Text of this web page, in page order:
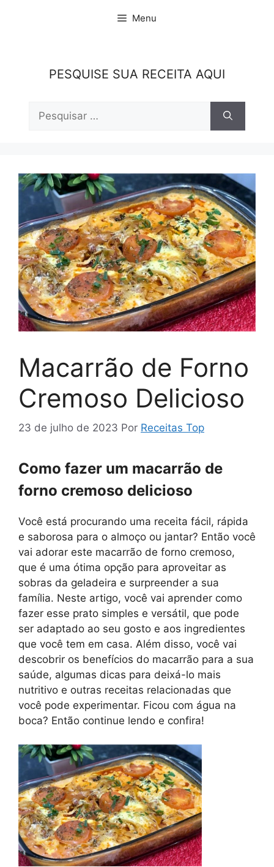
Menu
PESQUISE SUA RECEITA AQUI
por:
Macarrão de Forno
Cremoso Delicioso
23 de julho de 2023 Por Receitas Top
Como fazer um macarrão de
forno cremoso delicioso
Você está procurando uma receita fácil, rápida
e saborosa para o almoço ou jantar? Então você
vai adorar este macarrão de forno cremoso,
que é uma ótima opção para aproveitar as
sobras da geladeira e surpreender a sua
família. Neste artigo, você vai aprender como
fazer esse prato simples e versátil, que pode
ser adaptado ao seu gosto e aos ingredientes
que você tem em casa. Além disso, você vai
descobrir os benefícios do macarrão para a sua
saúde, algumas dicas para deixá-lo mais
nutritivo e outras receitas relacionadas que
você pode experimentar. Ficou com água na
boca? Então continue lendo e confira!